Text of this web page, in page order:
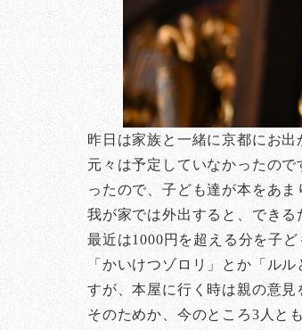
昨日は家族と一緒に京都にお出
元々は予定していなかったの
ったので、子ども達が本をあ
我が家では外出すると、できる
最近は1000円を超える分を子
「かいけつゾロリ」とか「ル
すが、本屋に行く時は親の意見
そのためか、今のところ3人と